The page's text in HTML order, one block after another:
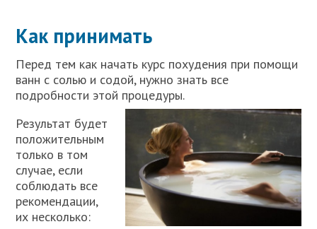
Как принимать
Перед тем как начать курс похудения при помощи
ванн с солью и содой, нужно знать все
подробности этой процедуры.
Результат будет
положительным
только в том
случае, если
соблюдать все
рекомендации,
их несколько: